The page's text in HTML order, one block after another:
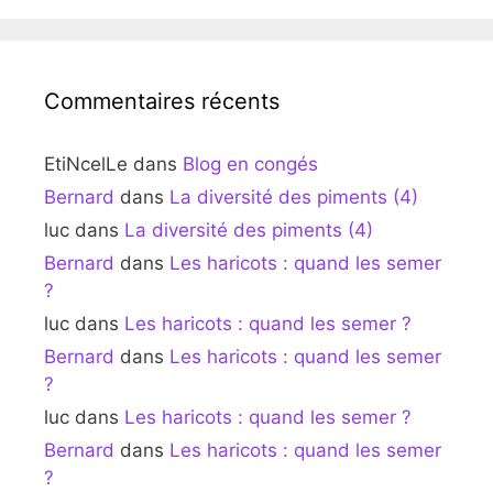
Commentaires récents
EtiNcelLe dans Blog en congés
Bernard dans La diversité des piments (4)
luc dans La diversité des piments (4)
Bernard dans Les haricots : quand les semer
?
luc dans Les haricots : quand les semer ?
Bernard dans Les haricots : quand les semer
?
luc dans Les haricots : quand les semer ?
Bernard dans Les haricots : quand les semer
?